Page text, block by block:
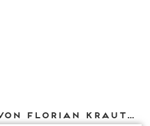
Weitere Texte von Florian Krautkrämer bei DIAPHANES